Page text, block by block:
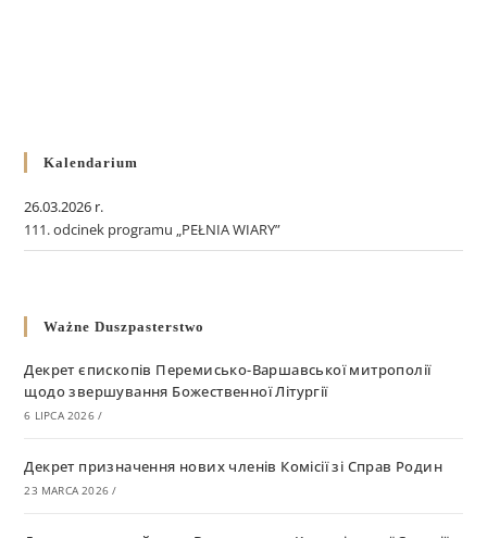
Kalendarium
26.03.2026 r.
111. odcinek programu „PEŁNIA WIARY”
Ważne Duszpasterstwo
Декрет єпископів Перемисько-Варшавської митрополії
щодо звершування Божественної Літургії
6 LIPCA 2026 /
Декрет призначення нових членів Комісії зі Справ Родин
23 MARCA 2026 /